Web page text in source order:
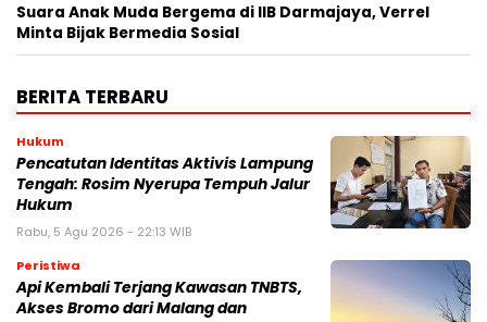
Suara Anak Muda Bergema di IIB Darmajaya, Verrel
Minta Bijak Bermedia Sosial
BERITA TERBARU
Hukum
Pencatutan Identitas Aktivis Lampung
Tengah: Rosim Nyerupa Tempuh Jalur
Hukum
Rabu, 5 Agu 2026 - 22:13 WIB
Peristiwa
Api Kembali Terjang Kawasan TNBTS,
Akses Bromo dari Malang dan